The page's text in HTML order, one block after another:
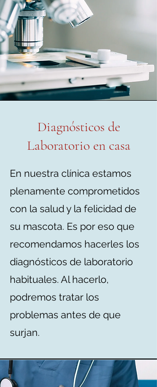
Diagnósticos de
Laboratorio en casa
En nuestra clínica estamos
plenamente comprometidos
con la salud y la felicidad de
su mascota. Es por eso que
recomendamos hacerles los
diagnósticos de laboratorio
habituales. Al hacerlo,
podremos tratar los
problemas antes de que
surjan.